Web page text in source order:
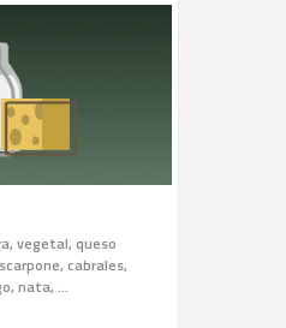
vegetal, queso
cabrales,
nata, …